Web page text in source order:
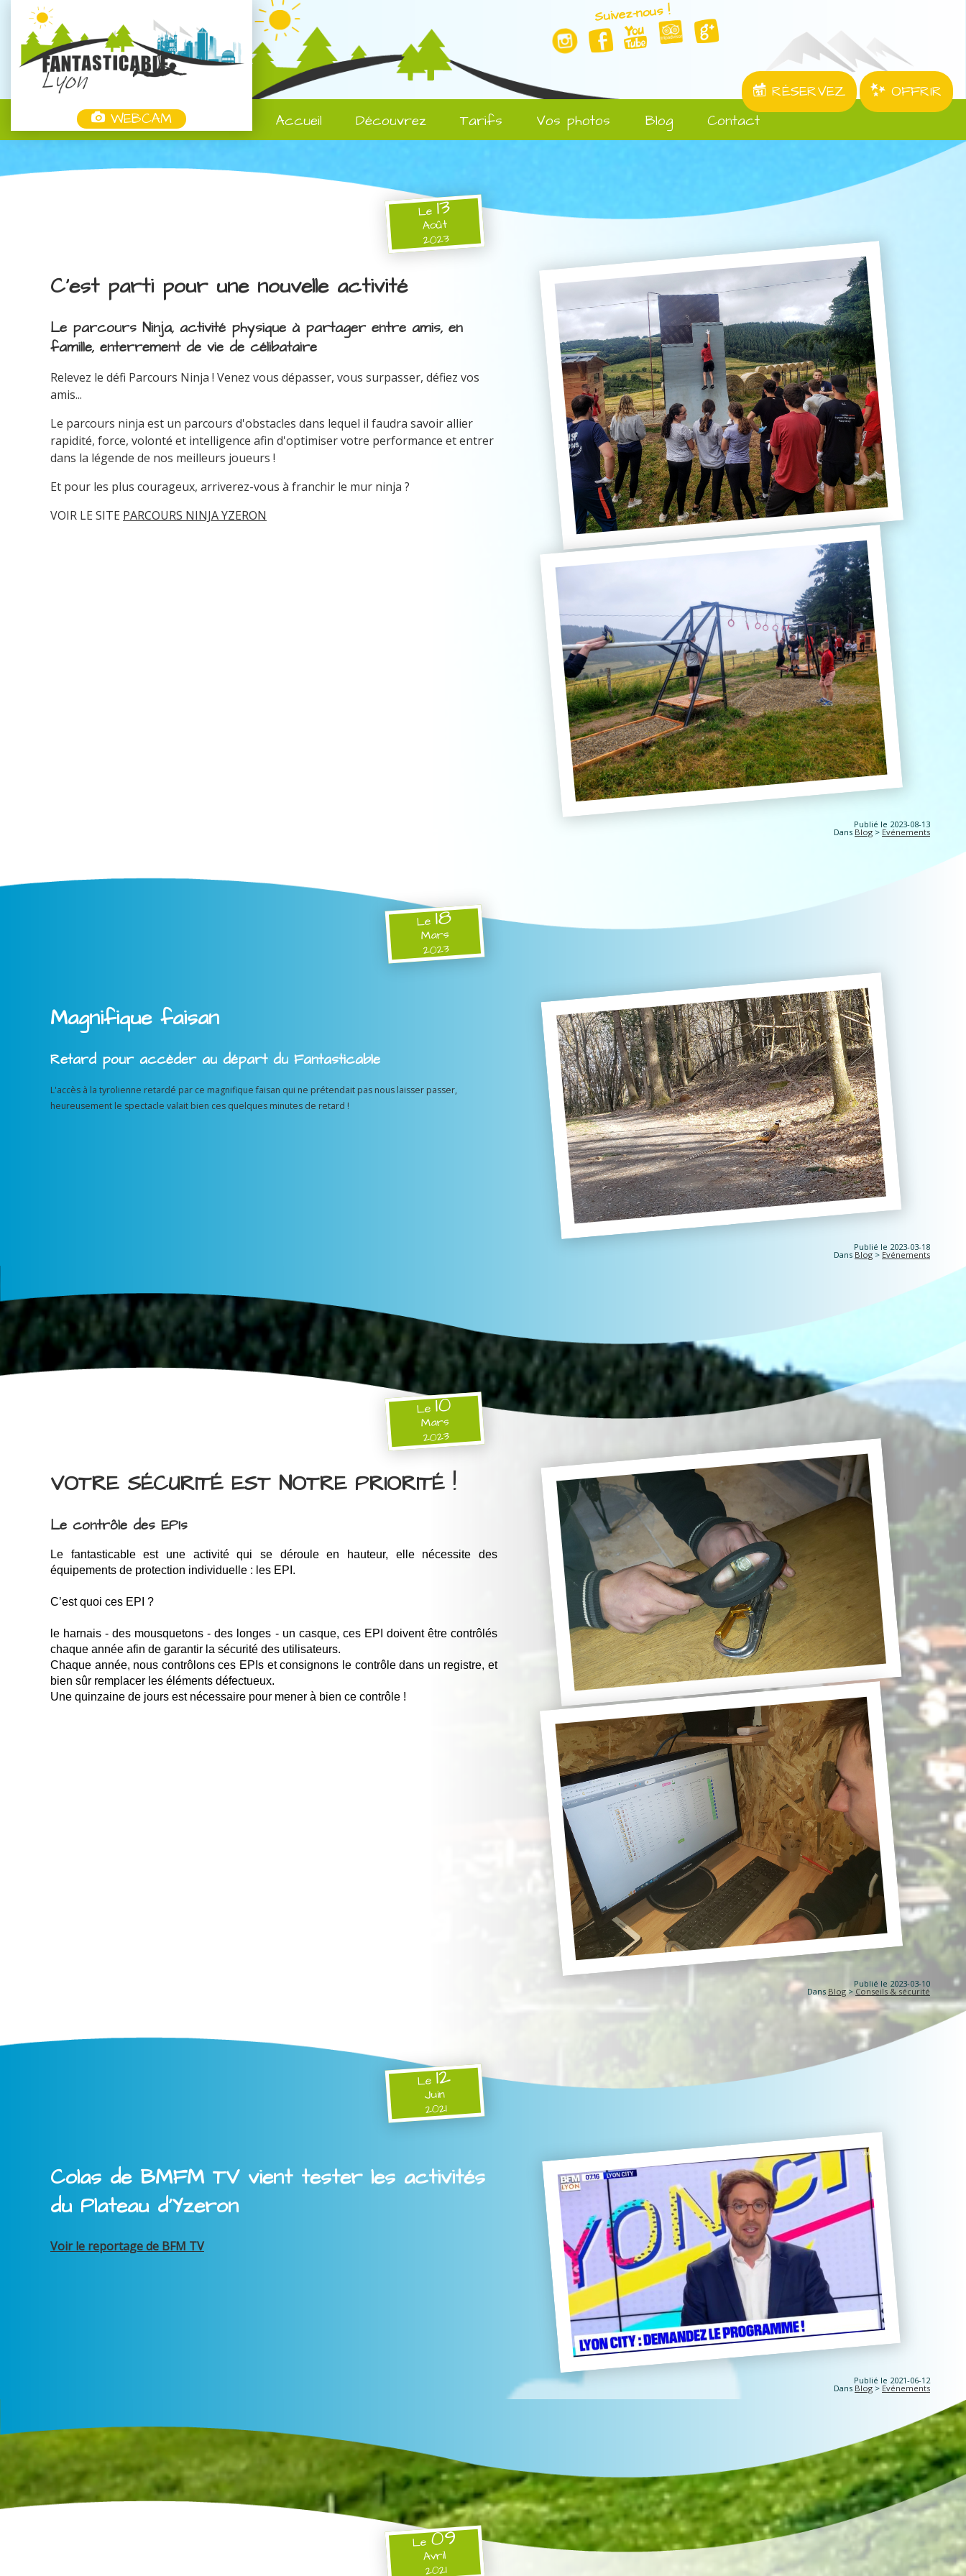
WEBCAM
Suivez-nous !
RÉSERVEZ
OFFRIR
Accueil
Découvrez Tarifs Vos photos Blog Contact
Le13
Août
2023
C'est parti pour une nouvelle activité
Le parcours Ninja, activité physique à partager entre amis, en
famille, enterrement de vie de célibataire
Relevez le défi Parcours Ninja ! Venez vous dépasser, vous surpasser, défiez vos
amis...
Le parcours ninja est un parcours d'obstacles dans lequel il faudra savoir allier
rapidité, force, volonté et intelligence afin d'optimiser votre performance et entrer
dans la légende de nos meilleurs joueurs !
Et pour les plus courageux, arriverez-vous à franchir le mur ninja ?
VOIR LE SITE PARCOURS NINJA YZERON
Publié le 2023-08-13
Dans Blog > Evénements
Le18
Mars
2023
Magnifique faisan
Retard pour accèder au départ du Fantasticable
L'accès à la tyrolienne retardé par ce magnifique faisan qui ne prétendait pas nous laisser passer,
heureusement le spectacle valait bien ces quelques minutes de retard !
Publié le 2023-03-18
Dans Blog > Evénements
Le10
Mars
2023
VOTRE SÉCURITÉ EST NOTRE PRIORITÉ !
Le contrôle des EPIs
Le fantasticable est une activité qui se déroule en hauteur, elle nécessite des
équipements de protection individuelle : les EPI.
C’est quoi ces EPI ?
le harnais - des mousquetons - des longes - un casque, ces EPI doivent être contrôlés
chaque année afin de garantir la sécurité des utilisateurs.
Chaque année, nous contrôlons ces EPIs et consignons le contrôle dans un registre, et
bien sûr remplacer les éléments défectueux.
Une quinzaine de jours est nécessaire pour mener à bien ce contrôle !
Publié le 2023-03-10
Dans Blog > Conseils & sécurité
Le12
Juin
2021
Colas de BMFM TV vient tester les activités
du Plateau d'Yzeron
Voir le reportage de BFM TV
Publié le 2021-06-12
Dans Blog > Evénements
Le09
Avril
2021